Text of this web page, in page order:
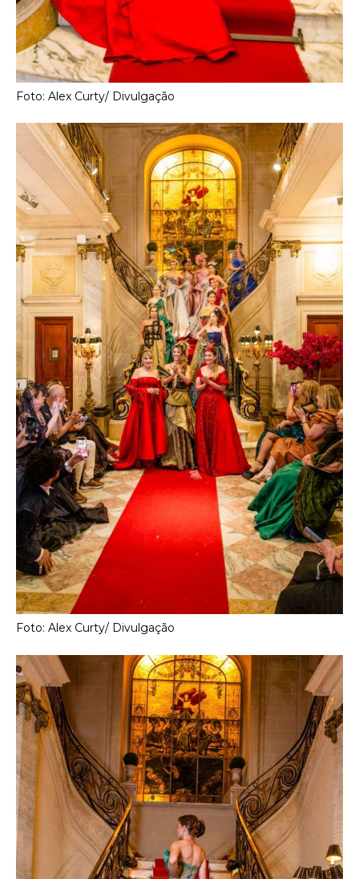
Foto: Alex Curty/ Divulgação
Foto: Alex Curty/ Divulgação